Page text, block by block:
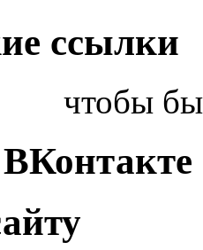
ссылки
чтобы